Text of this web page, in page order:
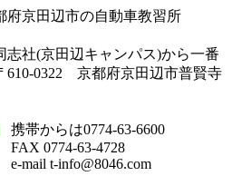
府京田辺市の自動車教習所
社(京田辺キャンパス)から一番
610-0322 京都府京田辺市普賢寺
携帯からは0774-63-6600
FAX 0774-63-4728
e-mail t-info@8046.com